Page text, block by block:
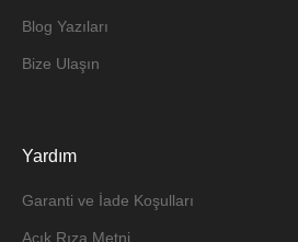
Blog Yazıları
Bize Ulaşın
Yardım
Garanti ve İade Koşulları
Açık Rıza Metni